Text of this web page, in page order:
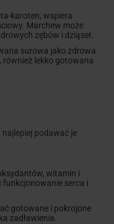
karoten, wspiera
Marchew może
zębów i dziąseł.
surowa jako zdrowa
również lekko gotowana
podawać je
witamin i
funkcjonowanie serca i
gotowane i pokrojone
zadławienia.